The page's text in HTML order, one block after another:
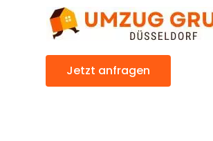
Jetzt anfragen